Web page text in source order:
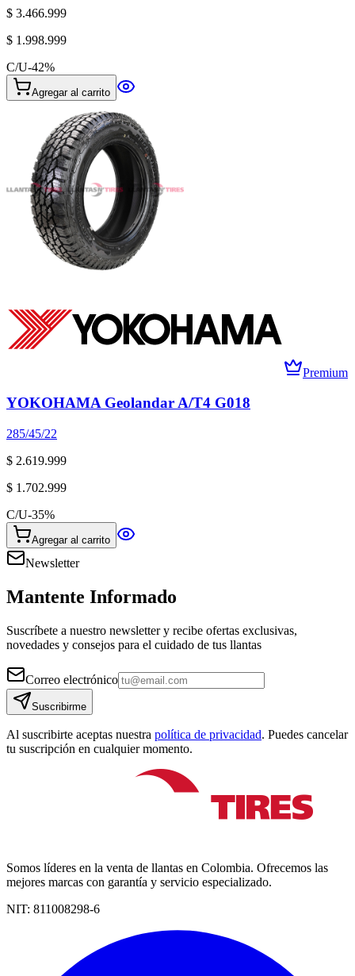
$ 3.466.999
$ 1.998.999
C/U-42%
Agregar al carrito
Premium
YOKOHAMA Geolandar A/T4 G018
285/45/22
$ 2.619.999
$ 1.702.999
C/U-35%
Agregar al carrito
Newsletter
Mantente Informado
Suscríbete a nuestro newsletter y recibe ofertas exclusivas,
novedades y consejos para el cuidado de tus llantas
Correo electrónico
Suscribirme
Al suscribirte aceptas nuestra política de privacidad. Puedes cancelar
tu suscripción en cualquier momento.
Somos líderes en la venta de llantas en Colombia. Ofrecemos las
mejores marcas con garantía y servicio especializado.
NIT: 811008298-6